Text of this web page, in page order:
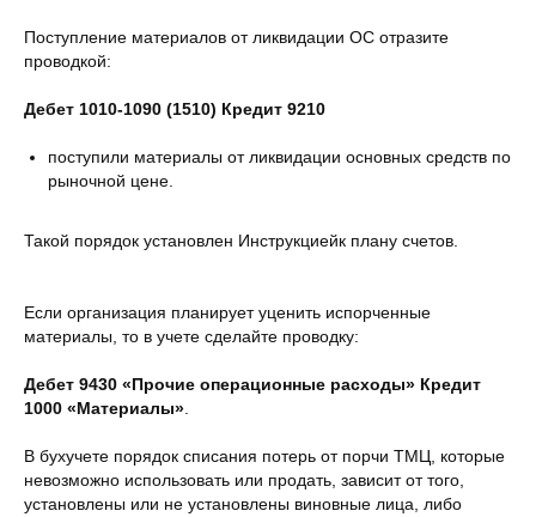
Поступление материалов от ликвидации ОС отразите
проводкой:
Дебет 1010-1090 (1510) Кредит 9210
поступили материалы от ликвидации основных средств по
рыночной цене.
Такой порядок установлен Инструкциейк плану счетов.
Если организация планирует уценить испорченные
материалы, то в учете сделайте проводку:
Дебет 9430 «Прочие операционные расходы» Кредит
1000 «Материалы»
В бухучете порядок списания потерь от порчи ТМЦ, которые
невозможно использовать или продать, зависит от того,
установлены или не установлены виновные лица, либо